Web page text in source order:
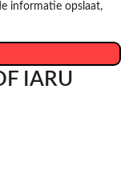
informatie opslaat,
IARU